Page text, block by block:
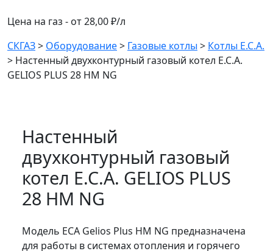
Цена на газ - от 28,00 ₽/л
СКГАЗ> Оборудование> Газовые котлы > Котлы E.C.A.
> Настенный двухконтурный газовый котел E.C.A.
GELIOS PLUS 28 HM NG
Настенный
двухконтурный газовый
котел E.C.A. GELIOS PLUS
28 HM NG
Модель ECA Gelios Plus HM NG предназначена
для работы в системах отопления и горячего